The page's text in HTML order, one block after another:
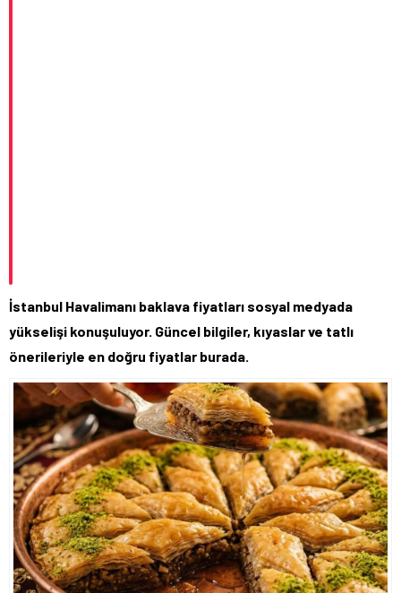
İstanbul Havalimanı baklava fiyatları sosyal medyada
yükselişi konuşuluyor. Güncel bilgiler, kıyaslar ve tatlı
önerileriyle en doğru fiyatlar burada.